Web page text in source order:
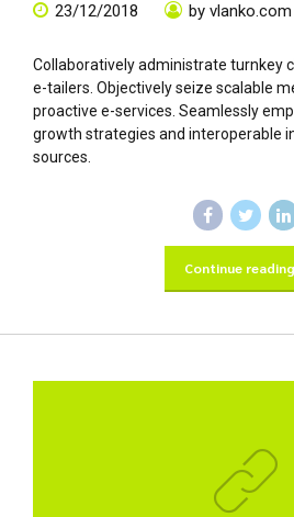
23/12/2018 by vlanko.com
Collaboratively administrate turnkey
e-tailers. Objectively seize scalable
proactive e-services. Seamlessly
growth strategies and interoperable
sources.
Continue reading